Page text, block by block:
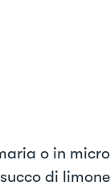
o in
di